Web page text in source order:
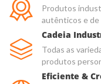
Produtos
autênticos e de
Cadeia
Todas as
produtos
Eficiente &